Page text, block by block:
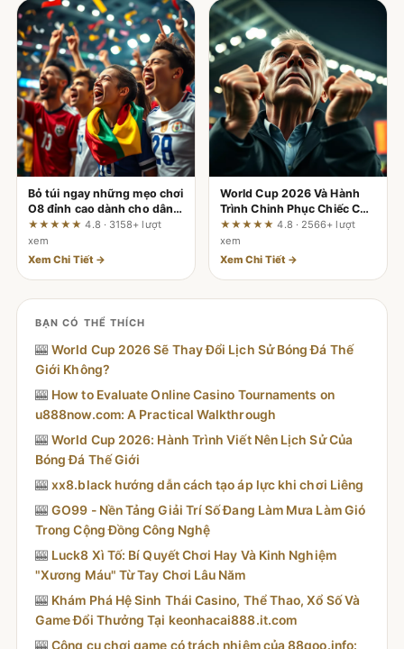
Bỏ túi ngay những mẹo chơi
O8 đỉnh cao dành cho dân
chơi giàu kinh nghiệm
★★★★★4.8 · 3158+ lượt
xem
Xem Chi Tiết →
World Cup 2026 Và Hành
Trình Chinh Phục Chiếc Cúp
Vàng: Cơn Sốt Bóng Đá Sắp
Đổ Bộ
★★★★★4.8 · 2566+ lượt
xem
Xem Chi Tiết →
BẠN CÓ THỂ THÍCH
🎰World Cup 2026 Sẽ Thay Đổi Lịch Sử Bóng Đá Thế
Giới Không?
🎰 How to Evaluate Online Casino Tournaments on
u888now.com: A Practical Walkthrough
🎰World Cup 2026: Hành Trình Viết Nên Lịch Sử Của
Bóng Đá Thế Giới
🎰xx8.black hướng dẫn cách tạo áp lực khi chơi Liêng
🎰GO99 - Nền Tảng Giải Trí Số Đang Làm Mưa Làm Gió
Trong Cộng Đồng Công Nghệ
🎰 Luck8 Xì Tố: Bí Quyết Chơi Hay Và Kinh Nghiệm
"Xương Máu" Từ Tay Chơi Lâu Năm
🎰 Khám Phá Hệ Sinh Thái Casino, Thể Thao, Xổ Số Và
Game Đổi Thưởng Tại keonhacai888.it.com
🎰Công cụ chơi game có trách nhiệm của 88goo.info: